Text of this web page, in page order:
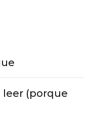
leer (porque